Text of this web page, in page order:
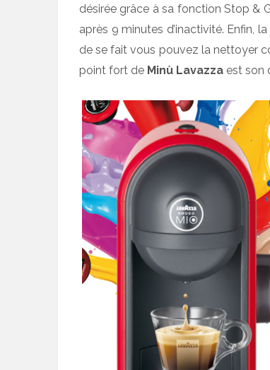
désirée grâce à sa fonction Stop &
après 9 minutes d’inactivité. Enfin,
de se fait vous pouvez la nettoyer
point fort de Minù Lavazza est son